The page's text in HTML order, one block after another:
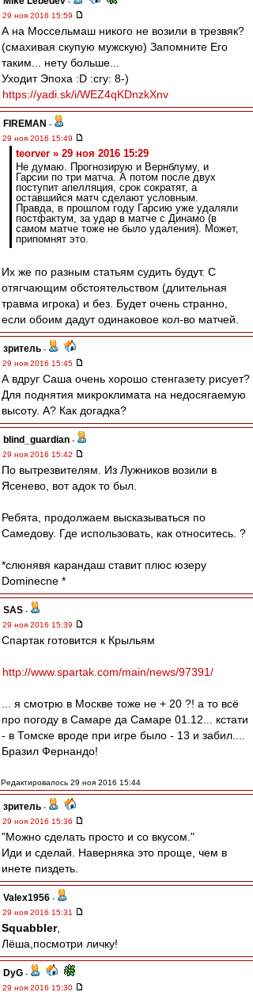
29 ноя 2016 15:59
А на Моссельмаш никого не возили в трезвяк?
(смахивая скупую мужскую) Запомните Его
таким... нету больше...
Уходит Эпоха :D :cry: 8-)
https://yadi.sk/i/WEZ4qKDnzkXnv
FIREMAN -
29 ноя 2016 15:49
teorver » 29 ноя 2016 15:29
Не думаю. Прогнозирую и Вернблуму, и
Гарсии по три матча. А потом после двух
поступит апелляция, срок сократят, а
оставшийся матч сделают условным.
Правда, в прошлом году Гарсию уже удаляли
постфактум, за удар в матче с Динамо (в
самом матче тоже не было удаления). Может,
припомнят это.
Их же по разным статьям судить будут. С
отягчающим обстоятельством (длительная
травма игрока) и без. Будет очень странно,
если обоим дадут одинаковое кол-во матчей.
зpитель -
29 ноя 2016 15:45
А вдруг Саша очень хорошо стенгазету рисует?
Для поднятия микроклимата на недосягаемую
высоту. А? Как догадка?
blind_guardian -
29 ноя 2016 15:42
По вытрезвителям. Из Лужников возили в
Ясенево, вот адок то был.
Ребята, продолжаем высказываться по
Самедову. Где использовать, как относитесь. ?
*слюнявя карандаш ставит плюс юзеру
Dominecne *
SAS -
29 ноя 2016 15:39
Спартак готовится к Крыльям
http://www.spartak.com/main/news/97391/
... я смотрю в Москве тоже не + 20 ?! а то всё
про погоду в Самаре да Самаре 01.12... кстати
- в Томске вроде при игре было - 13 и забил....
Бразил Фернандо!
Редактировалось 29 ноя 2016 15:44
зpитель -
29 ноя 2016 15:36
"Можно сделать просто и со вкусом."
Иди и сделай. Наверняка это проще, чем в
инете пиздеть.
Valex1956 -
29 ноя 2016 15:31
Squabbler,
Лёша,посмотри личку!
DyG -
29 ноя 2016 15:30